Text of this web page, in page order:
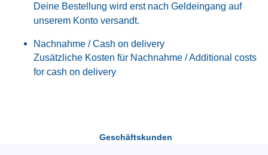
Deine Bestellung wird erst nach Geldeingang auf
unserem Konto versandt.
Nachnahme / Cash on delivery
Zusätzliche Kosten für Nachnahme / Additional costs
for cash on delivery
Geschäftskunden